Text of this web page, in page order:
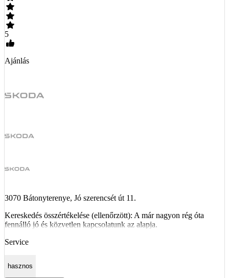
5
Ajánlás
3070 Bátonyterenye, Jó szerencsét út 11.
Kereskedés összértékelése (ellenőrzött): A már nagyon rég óta
fennálló jó és közvetlen kapcsolatunk az alapja.
Service
hasznos